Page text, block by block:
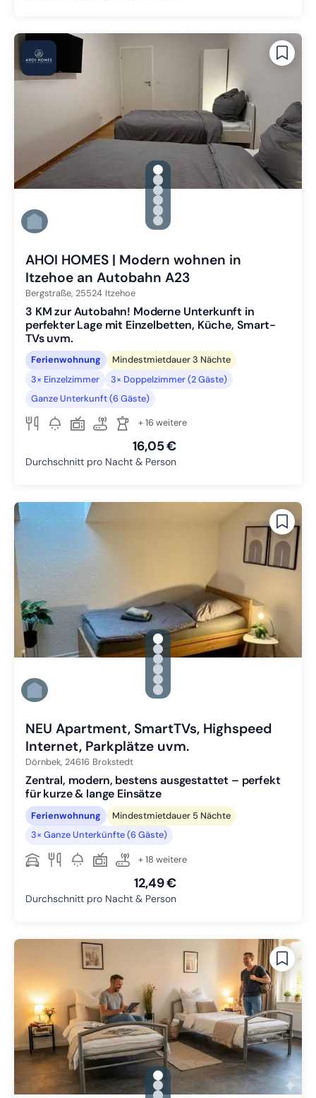
gallery.slide_selector
Zu Slide 1 wechseln
Zu Slide 2 wechseln
Zu Slide 3 wechseln
Zu Slide 4 wechseln
Zu Slide 5 wechseln
Zu Slide 6 wechseln
AHOI HOMES | Modern wohnen in
Itzehoe an Autobahn A23
Bergstraße, 25524 Itzehoe
3 KM zur Autobahn! Moderne Unterkunft in
perfekter Lage mit Einzelbetten, Küche, Smart-
TVs uvm.
Ferienwohnung
Mindestmietdauer 3 Nächte
3× Einzelzimmer
3× Doppelzimmer (2 Gäste)
Ganze Unterkunft (6 Gäste)
+ 16 weitere
16,05 €
Durchschnitt pro Nacht & Person
gallery.slide_selector
Zu Slide 1 wechseln
Zu Slide 2 wechseln
Zu Slide 3 wechseln
Zu Slide 4 wechseln
Zu Slide 5 wechseln
Zu Slide 6 wechseln
NEU Apartment, SmartTVs, Highspeed
Internet, Parkplätze uvm.
Dörnbek, 24616 Brokstedt
Zentral, modern, bestens ausgestattet – perfekt
für kurze & lange Einsätze
Ferienwohnung
Mindestmietdauer 5 Nächte
3× Ganze Unterkünfte (6 Gäste)
+ 18 weitere
12,49 €
Durchschnitt pro Nacht & Person
gallery.slide_selector
Zu Slide 1 wechseln